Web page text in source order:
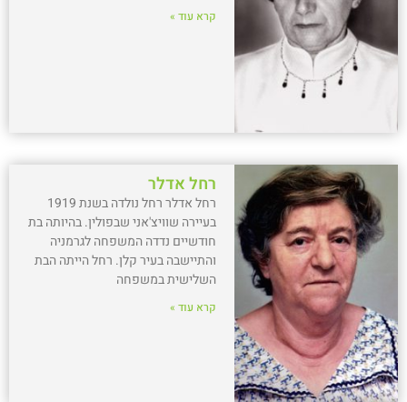
קרא עוד »
רחל אדלר
רחל אדלר רחל נולדה בשנת 1919
בעיירה שוויצ'אני שבפולין. בהיותה בת
חודשיים נדדה המשפחה לגרמניה
והתיישבה בעיר קלן. רחל הייתה הבת
השלישית במשפחה
קרא עוד »